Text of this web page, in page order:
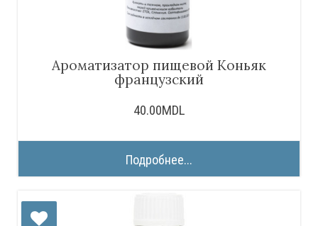
Ароматизатор пищевой Коньяк
французский
40.00MDL
Подробнее...